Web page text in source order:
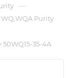
—
Purity
35-4A